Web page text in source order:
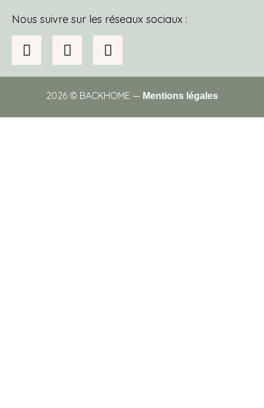
Nous suivre sur les réseaux sociaux :
2026 © BACKHOME — Mentions légales